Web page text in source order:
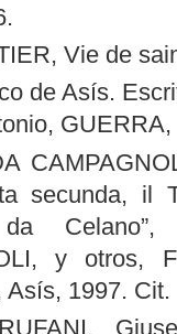
Vie de
de Asís.
secunda, il
da
y otros,
Asís, 1997. Cit.